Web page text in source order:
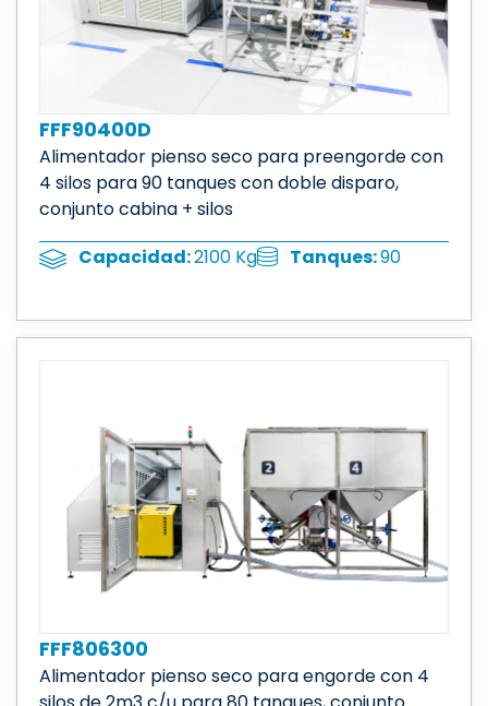
FFF90400D
Alimentador pienso seco para preengorde con
4 silos para 90 tanques con doble disparo,
conjunto cabina + silos
Capacidad:2100 Kg Tanques:90
FFF806300
Alimentador pienso seco para engorde con 4